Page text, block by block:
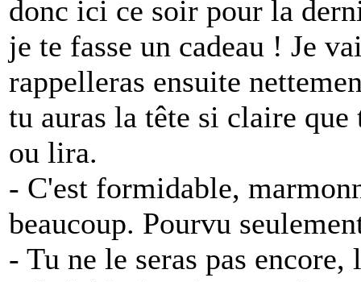
donc ici ce soir pour la
je te fasse un cadeau ! Je
rappelleras ensuite
tu auras la tête si claire
ou lira.
- C'est formidable,
beaucoup. Pourvu
- Tu ne le seras pas encore,